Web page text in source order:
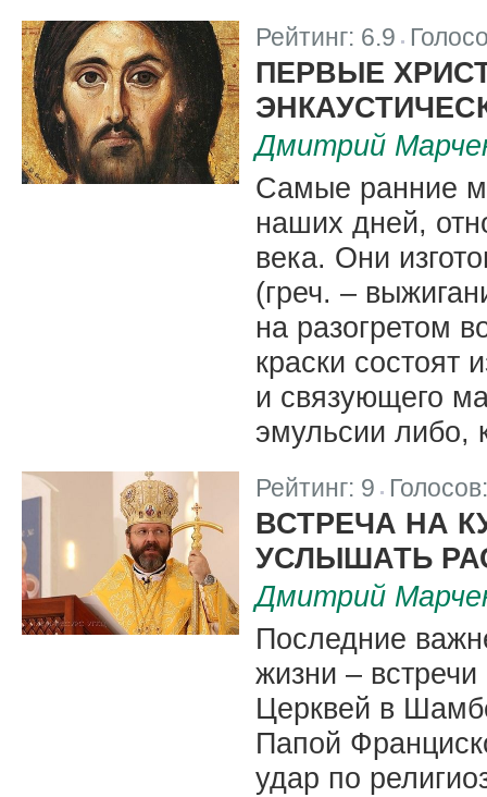
Рейтинг: 6.9
ПЕРВЫЕ
Дмитрий
Самые ранние
наших дней,
века. Они
(греч. –
на разогретом
краски состоят
и связующего
эмульсии либо,
Рейтинг: 9
ВСТРЕЧА НА
УСЛЫШАТЬ
Дмитрий
Последние
жизни –
Церквей в
Папой
удар по